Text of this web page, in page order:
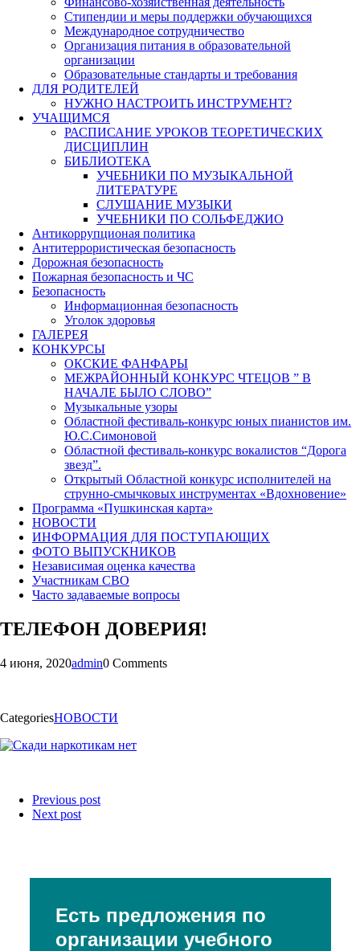
Стипендии и меры поддержки обучающихся
Международное сотрудничество
Организация питания в образовательной
организации
Образовательные стандарты и требования
ДЛЯ РОДИТЕЛЕЙ
НУЖНО НАСТРОИТЬ ИНСТРУМЕНТ?
УЧАЩИМСЯ
РАСПИСАНИЕ УРОКОВ ТЕОРЕТИЧЕСКИХ
ДИСЦИПЛИН
БИБЛИОТЕКА
УЧЕБНИКИ ПО МУЗЫКАЛЬНОЙ
ЛИТЕРАТУРЕ
СЛУШАНИЕ МУЗЫКИ
УЧЕБНИКИ ПО СОЛЬФЕДЖИО
Антикоррупционая политика
Антитеррористическая безопасность
Дорожная безопасность
Пожарная безопасность и ЧС
Безопасность
Информационная безопасность
Уголок здоровья
ГАЛЕРЕЯ
КОНКУРСЫ
ОКСКИЕ ФАНФАРЫ
МЕЖРАЙОННЫЙ КОНКУРС ЧТЕЦОВ ” В
НАЧАЛЕ БЫЛО СЛОВО”
Музыкальные узоры
Областной фестиваль-конкурс юных пианистов им.
Ю.С.Симоновой
Областной фестиваль-конкурс вокалистов “Дорога
звезд”.
Открытый Областной конкурс исполнителей на
струнно-смычковых инструментах «Вдохновение»
Программа «Пушкинская карта»
НОВОСТИ
ИНФОРМАЦИЯ ДЛЯ ПОСТУПАЮЩИХ
ФОТО ВЫПУСКНИКОВ
Независимая оценка качества
Участникам СВО
Часто задаваемые вопросы
ТЕЛЕФОН ДОВЕРИЯ!
4 июня, 2020admin0 Comments
CategoriesНОВОСТИ
Previous post
Next post
Есть предложения по
организации учебного